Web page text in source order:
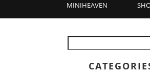
MINIHEAVEN